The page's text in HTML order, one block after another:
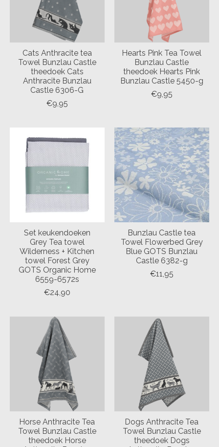
Cats Anthracite tea
Towel Bunzlau Castle
theedoek Cats
Anthracite Bunzlau
Castle 6306-G
€9,95
Hearts Pink Tea Towel
Bunzlau Castle
theedoek Hearts Pink
Bunzlau Castle 5450-g
€9,95
Set keukendoeken
Grey Tea towel
Wilderness + Kitchen
towel Forest Grey
GOTS Organic Home
6559-6572s
€24,90
Bunzlau Castle tea
Towel Flowerbed Grey
Blue GOTS Bunzlau
Castle 6382-g
€11,95
Horse Anthracite Tea
Towel Bunzlau Castle
theedoek Horse
Dogs Anthracite Tea
Towel Bunzlau Castle
theedoek Dogs